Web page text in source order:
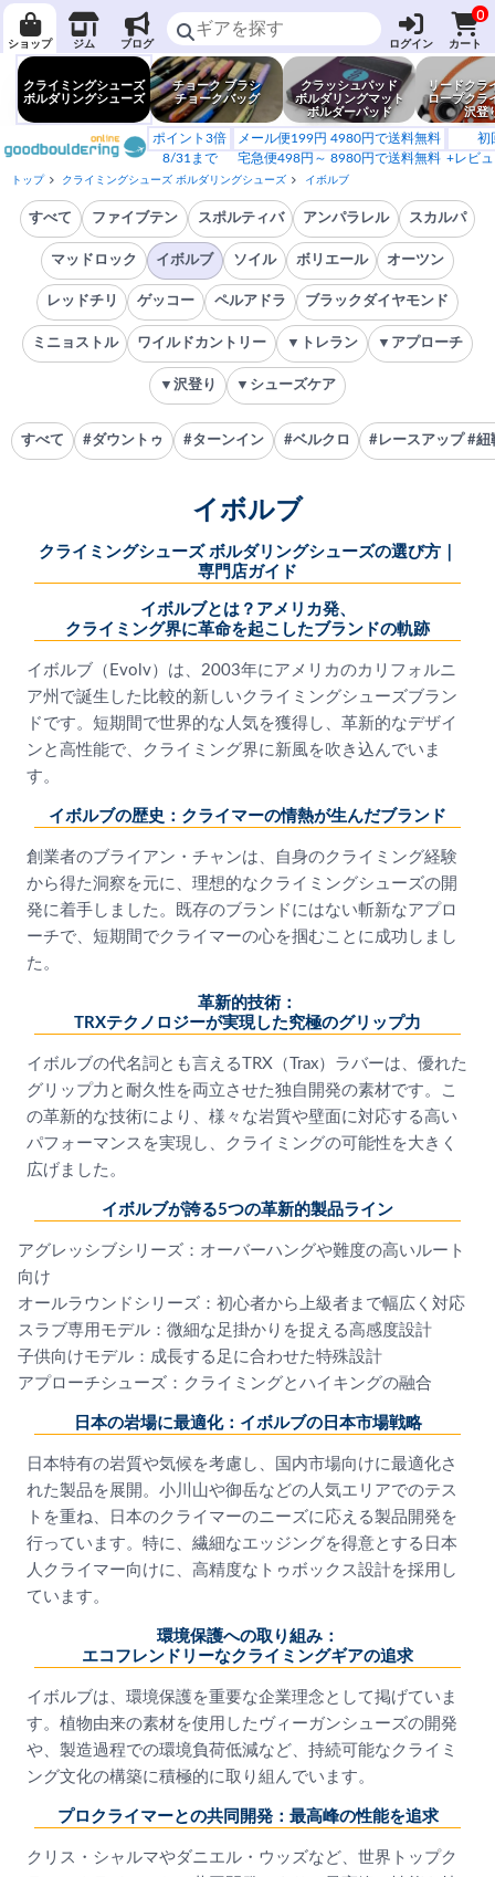
ショップ ジム ブログ ログイン
0
カート
クライミングシューズ
ボルダリングシューズ
チョーク ブラシ
チョークバッグ
クラッシュパッド
ボルダリングマット
ボルダーパッド
リードクラ
ロープクラ
沢登
ポイント3倍
8/31まで
メール便199円 4980円で送料無料
宅急便498円～ 8980円で送料無料
初
+レビ
トップ クライミングシューズ ボルダリングシューズ イボルブ
すべて ファイブテン スポルティバ アンパラレル スカルパ
マッドロック イボルブ ソイル ボリエール オーツン
レッドチリ ゲッコー ペルアドラ ブラックダイヤモンド
ミニョストル ワイルドカントリー ▼トレラン ▼アプローチ
▼沢登り ▼シューズケア
すべて #ダウントゥ #ターンイン #ベルクロ #レースアップ #紐
イボルブ
クライミングシューズ ボルダリングシューズの選び方｜
専門店ガイド
イボルブとは？アメリカ発、
クライミング界に革命を起こしたブランドの軌跡
イボルブ（Evolv）は、2003年にアメリカのカリフォルニ
ア州で誕生した比較的新しいクライミングシューズブラン
ドです。短期間で世界的な人気を獲得し、革新的なデザイ
ンと高性能で、クライミング界に新風を吹き込んでいま
す。
イボルブの歴史：クライマーの情熱が生んだブランド
創業者のブライアン・チャンは、自身のクライミング経験
から得た洞察を元に、理想的なクライミングシューズの開
発に着手しました。既存のブランドにはない斬新なアプロ
ーチで、短期間でクライマーの心を掴むことに成功しまし
た。
革新的技術：
TRXテクノロジーが実現した究極のグリップ力
イボルブの代名詞とも言えるTRX（Trax）ラバーは、優れた
グリップ力と耐久性を両立させた独自開発の素材です。こ
の革新的な技術により、様々な岩質や壁面に対応する高い
パフォーマンスを実現し、クライミングの可能性を大きく
広げました。
イボルブが誇る5つの革新的製品ライン
アグレッシブシリーズ：オーバーハングや難度の高いルート
向け
オールラウンドシリーズ：初心者から上級者まで幅広く対応
スラブ専用モデル：微細な足掛かりを捉える高感度設計
子供向けモデル：成長する足に合わせた特殊設計
アプローチシューズ：クライミングとハイキングの融合
日本の岩場に最適化：イボルブの日本市場戦略
日本特有の岩質や気候を考慮し、国内市場向けに最適化さ
れた製品を展開。小川山や御岳などの人気エリアでのテス
トを重ね、日本のクライマーのニーズに応える製品開発を
行っています。特に、繊細なエッジングを得意とする日本
人クライマー向けに、高精度なトゥボックス設計を採用し
ています。
環境保護への取り組み：
エコフレンドリーなクライミングギアの追求
イボルブは、環境保護を重要な企業理念として掲げていま
す。植物由来の素材を使用したヴィーガンシューズの開発
や、製造過程での環境負荷低減など、持続可能なクライミ
ング文化の構築に積極的に取り組んでいます。
プロクライマーとの共同開発：最高峰の性能を追求
クリス・シャルマやダニエル・ウッズなど、世界トップク